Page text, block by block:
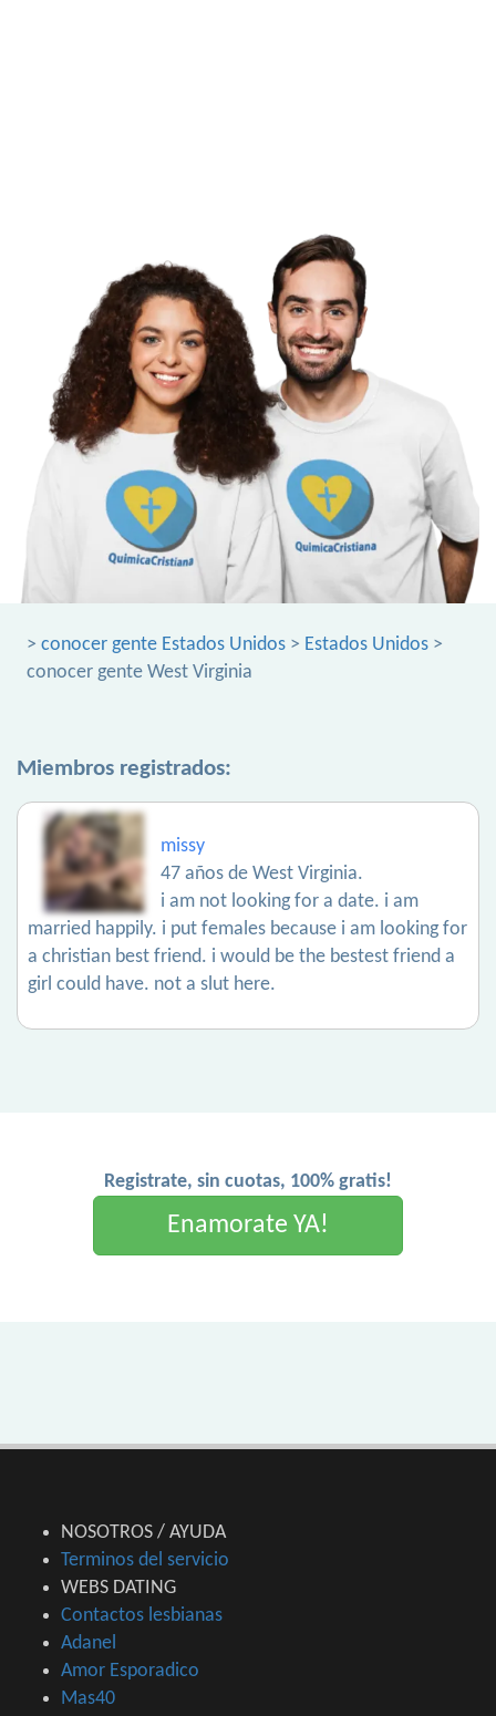
> conocer gente Estados Unidos > Estados Unidos >
conocer gente West Virginia
Miembros registrados:
missy
47 años de West Virginia.
i am not looking for a date. i am
married happily. i put females because i am looking for
a christian best friend. i would be the bestest friend a
girl could have. not a slut here.
Registrate, sin cuotas, 100% gratis!
Enamorate YA!
NOSOTROS / AYUDA
Terminos del servicio
WEBS DATING
Contactos lesbianas
Adanel
Amor Esporadico
Mas40